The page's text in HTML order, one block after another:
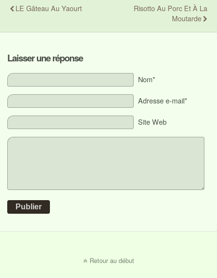
LE Gâteau Au Yaourt
Risotto Au Porc Et À La
Moutarde
Laisser une réponse
Nom*
Adresse e-mail*
Site Web
Publier
Retour au début